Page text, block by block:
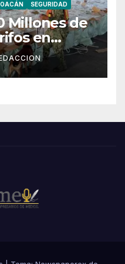
SEGURIDAD
Millones de
en